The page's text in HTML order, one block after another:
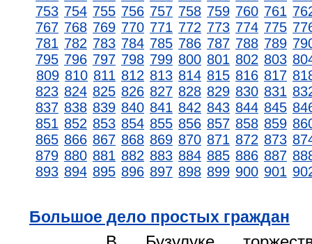
753 754 755 756 757 758 759 760 761
767 768 769 770 771 772 773 774 775
781 782 783 784 785 786 787 788 789
795 796 797 798 799 800 801 802 803
809 810 811 812 813 814 815 816 817
823 824 825 826 827 828 829 830 831
837 838 839 840 841 842 843 844 845
851 852 853 854 855 856 857 858 859
865 866 867 868 869 870 871 872 873
879 880 881 882 883 884 885 886 887
893 894 895 896 897 898 899 900 901
Большое дело простых граждан